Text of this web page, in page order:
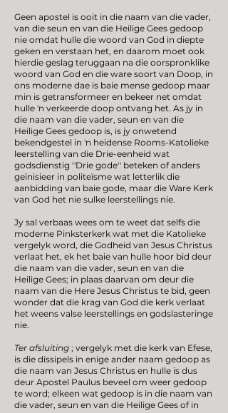
Geen apostel is ooit in die naam van die vader,
van die seun en van die Heilige Gees gedoop
nie omdat hulle die woord van God in diepte
geken en verstaan het, en daarom moet ook
hierdie geslag teruggaan na die oorspronklike
woord van God en die ware soort van Doop, in
ons moderne dae is baie mense gedoop maar
min is getransformeer en bekeer net omdat
hulle 'n verkeerde doop ontvang het. As jy in
die naam van die vader, seun en van die
Heilige Gees gedoop is, is jy onwetend
bekendgestel in 'n heidense Rooms-Katolieke
leerstelling van die Drie-eenheid wat
godsdienstig ''Drie gode'' beteken of anders
geïnisieer in politeïsme wat letterlik die
aanbidding van baie gode, maar die Ware Kerk
van God het nie sulke leerstellings nie.
Jy sal verbaas wees om te weet dat selfs die
moderne Pinksterkerk wat met die Katolieke
vergelyk word, die Godheid van Jesus Christus
verlaat het, ek het baie van hulle hoor bid deur
die naam van die vader, seun en van die
Heilige Gees; in plaas daarvan om deur die
naam van die Here Jesus Christus te bid, geen
wonder dat die krag van God die kerk verlaat
het weens valse leerstellings en godslasteringe
nie.
Ter afsluiting ; vergelyk met die kerk van Efese,
is die dissipels in enige ander naam gedoop as
die naam van Jesus Christus en hulle is dus
deur Apostel Paulus beveel om weer gedoop
te word; elkeen wat gedoop is in die naam van
die vader, seun en van die Heilige Gees of in